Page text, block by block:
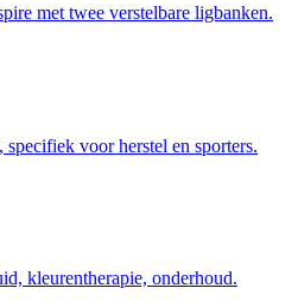
met twee verstelbare ligbanken.
voor herstel en sporters.
kleurentherapie, onderhoud.